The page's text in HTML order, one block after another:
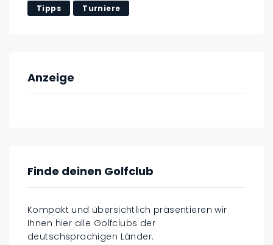
Tipps Turniere
Anzeige
Finde deinen Golfclub
Kompakt und übersichtlich präsentieren wir
Ihnen hier alle Golfclubs der
deutschsprachigen Länder.